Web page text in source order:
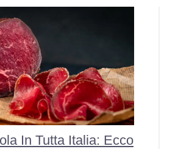
In Tutta Italia: Ecco